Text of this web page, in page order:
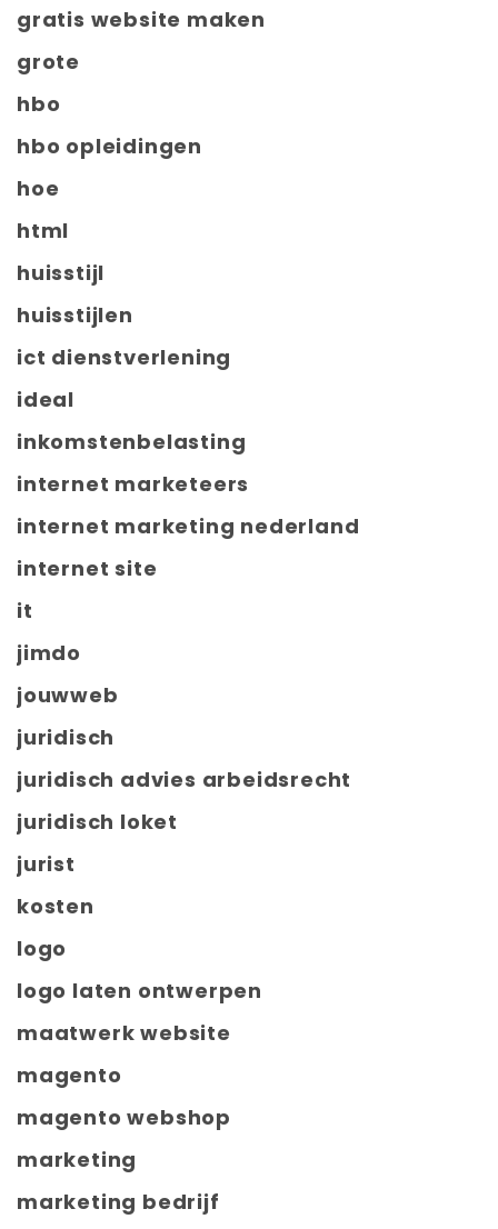
gratis website maken
grote
hbo
hbo opleidingen
hoe
html
huisstijl
huisstijlen
ict dienstverlening
ideal
inkomstenbelasting
internet marketeers
internet marketing nederland
internet site
it
jimdo
jouwweb
juridisch
juridisch advies arbeidsrecht
juridisch loket
jurist
kosten
logo
logo laten ontwerpen
maatwerk website
magento
magento webshop
marketing
marketing bedrijf